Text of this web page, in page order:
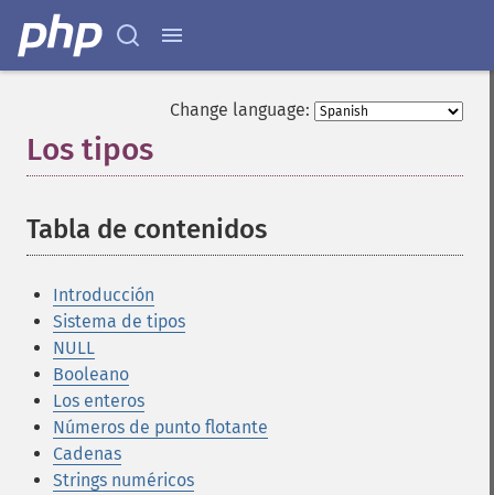
Change language:
Los tipos
Tabla de contenidos
Introducción
Sistema de tipos
NULL
Booleano
Los enteros
Números de punto flotante
Cadenas
Strings numéricos